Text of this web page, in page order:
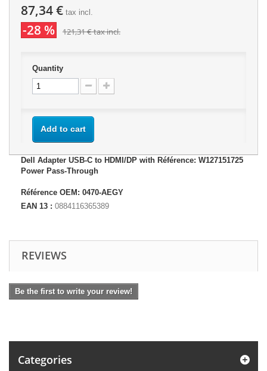
87,34 € tax incl.
-28 % 121,31 €tax incl.
Quantity
Add to cart
Dell Adapter USB-C to HDMI/DP with Référence: W127151725
Power Pass-Through
Référence OEM: 0470-AEGY
EAN 13 : 0884116365389
REVIEWS
Be the first to write your review!
Categories